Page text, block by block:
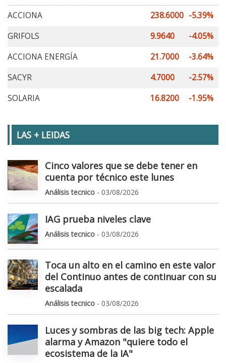
ACCIONA 238.6000 -5.39%
GRIFOLS
9.9640
-4.05%
ACCIONA ENERGÍA
21.7000
-3.64%
SACYR
4.7000
-2.57%
SOLARIA
16.8200 -1.95%
LAS + LEIDAS
Cinco valores que se debe tener en
cuenta por técnico este lunes
Análisis tecnico - 03/08/2026
IAG prueba niveles clave
Análisis tecnico - 03/08/2026
Toca un alto en el camino en este valor
del Continuo antes de continuar con su
escalada
Análisis tecnico - 03/08/2026
Luces y sombras de las big tech: Apple
alarma y Amazon "quiere todo el
ecosistema de la IA"